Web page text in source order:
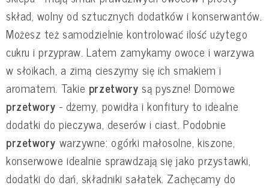
skład, wolny od sztucznych dodatków i konserwantów.
Możesz też samodzielnie kontrolować ilość użytego
cukru i przypraw. Latem zamykamy owoce i warzywa
w słoikach, a zimą cieszymy się ich smakiem i
aromatem. Takie przetwory są pyszne! Domowe
przetwory - dżemy, powidła i konfitury to idealne
dodatki do pieczywa, deserów i ciast. Podobnie
przetwory warzywne: ogórki małosolne, kiszone,
konserwowe idealnie sprawdzają się jako przystawki,
dodatki do dań, składniki sałatek. Zachęcamy do